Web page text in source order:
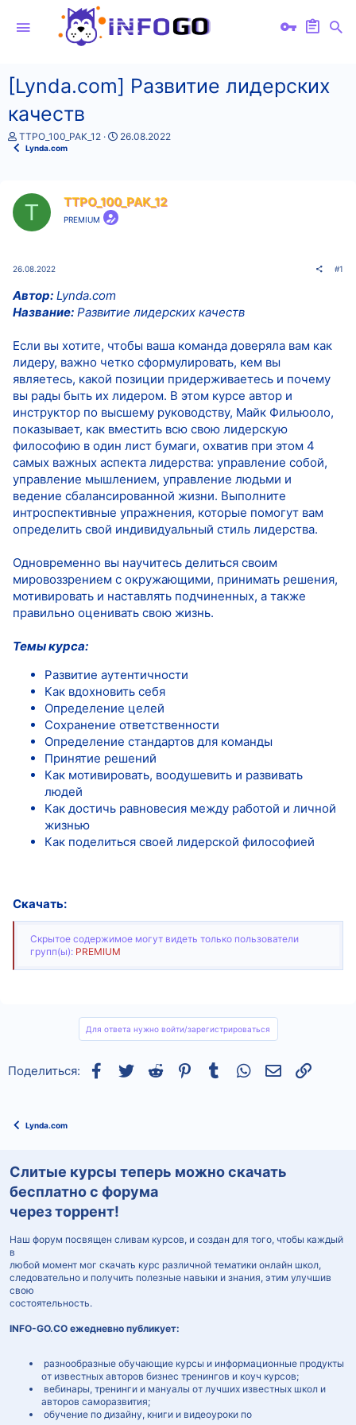
[Lynda.com] Развитие лидерских
качеств
А
в
т
м
TTPO_100_PAK_12
Д
а
ч
26.08.2022
Lynda.com
T TTPO_100_PAK_12
PREMIUM
26.08.2022 #1
Автор: Lynda.com
Название: Развитие лидерских качеств
Если вы хотите, чтобы ваша команда доверяла вам как
лидеру, важно четко сформулировать, кем вы
являетесь, какой позиции придерживаетесь и почему
вы рады быть их лидером. В этом курсе автор и
инструктор по высшему руководству, Майк Фильюоло,
показывает, как вместить всю свою лидерскую
философию в один лист бумаги, охватив при этом 4
самых важных аспекта лидерства: управление собой,
управление мышлением, управление людьми и
ведение сбалансированной жизни. Выполните
интроспективные упражнения, которые помогут вам
определить свой индивидуальный стиль лидерства.
Одновременно вы научитесь делиться своим
мировоззрением с окружающими, принимать решения,
мотивировать и наставлять подчиненных, а также
правильно оценивать свою жизнь.
Темы курса:
Развитие аутентичности
Как вдохновить себя
Определение целей
Сохранение ответственности
Определение стандартов для команды
Принятие решений
Как мотивировать, воодушевить и развивать
людей
Как достичь равновесия между работой и личной
жизнью
Как поделиться своей лидерской философией
Скачать:
Скрытое содержимое могут видеть только пользователи
групп(ы): PREMIUM
Для ответа нужно войти/зарегистрироваться
Поделиться: Facebook
TwitterReddit Pinterest
Tumblr WhatsAppСсылка
Lynda.com
Слитые курсы теперь можно скачать
бесплатно с форума
через торрент!
Наш форум посвящен сливам курсов, и создан для того, чтобы каждый
в
любой момент мог скачать курс различной тематики онлайн школ,
следовательно и получить полезные навыки и знания, этим улучшив
свою
состоятельность.
INFO-GO.CO ежедневно публикует:
разнообразные обучающие курсы и информационные продукты
от известных авторов бизнес тренингов и коуч курсов;
вебинары, тренинги и мануалы от лучших известных школ и
авторов саморазвития;
обучение по дизайну, книги и видеоуроки по